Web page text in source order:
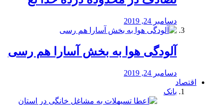
دسامبر 24, 2019
آلودگی هوا به بخش آسارا هم رسی
دسامبر 24, 2019
اقتصاد
بانک